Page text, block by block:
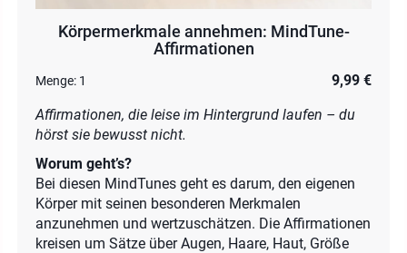
Körpermerkmale annehmen: MindTune-
Affirmationen
Menge: 1
9,99 €
Affirmationen, die leise im Hintergrund laufen – du
hörst sie bewusst nicht.
Worum geht’s?
Bei diesen MindTunes geht es darum, den eigenen
Körper mit seinen besonderen Merkmalen
anzunehmen und wertzuschätzen. Die Affirmationen
kreisen um Sätze über Augen, Haare, Haut, Größe